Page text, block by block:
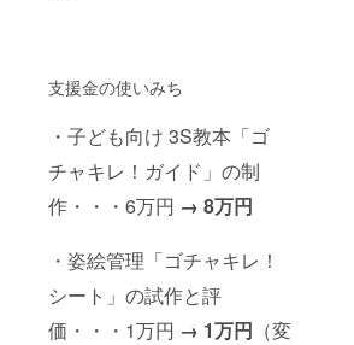
支援金の使いみち
・子ども向け 3S教本「ゴ
チャキレ！ガイド」の制
作・・・6万円 → 8万円
・姿絵管理「ゴチャキレ！
シート」の試作と評
価・・・1万円 → 1万円 （変